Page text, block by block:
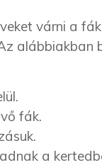
várni a
alábbiakban
fák.
a